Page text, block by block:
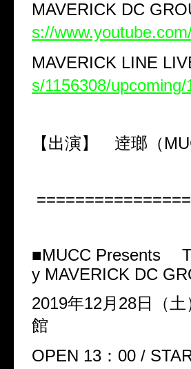
MAVERICK DC
s://
MAVERICK LINE
s/1156308/
【出演】 逹瑯（
■MUCC Presents
y MAVERICK DC
2019年12月 28日（
館
OPEN 13 ： 00 /